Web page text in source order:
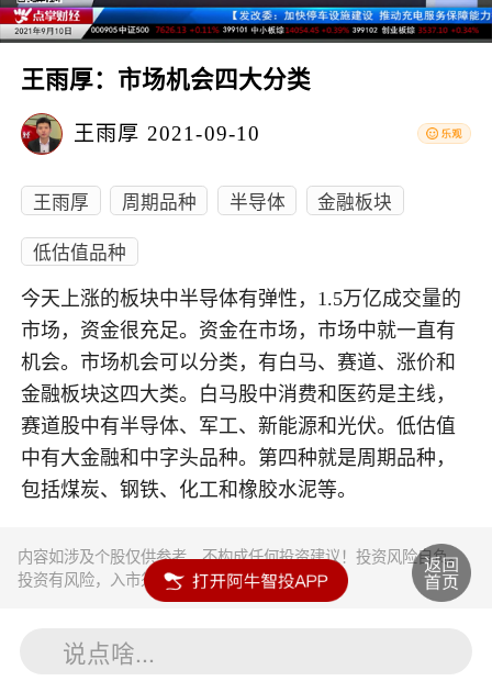
王雨厚：市场机会四大分类
王雨厚 2021-09-10
王雨厚 周期品种 半导体
金融板块
低估值品种
今天上涨的板块中半导体有弹性，1.5万亿成交量的
市场，资金很充足。资金在市场，市场中就一直有
机会。市场机会可以分类，有白马、赛道、涨价和
金融板块这四大类。白马股中消费和医药是主线，
赛道股中有半导体、军工、新能源和光伏。低估值
中有大金融和中字头品种。第四种就是周期品种，
包括煤炭、钢铁、化工和橡胶水泥等。
内容如涉及个股仅供参考，不构成任何投资建议！投资风险自负。
投资有风险，入市须谨慎。
说点啥...